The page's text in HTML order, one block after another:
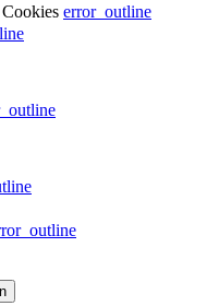
error_outline